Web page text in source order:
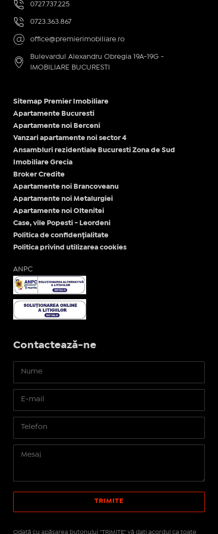
0727.737.225
0723.363.867
office@premierimobiliare.ro
Bulevardul Alexandru Obregia 19A-19G -
IMOBILIARE BUCURESTI
Sitemap Premier Imobiliare
Apartamente Bucuresti
Apartamente noi Berceni
Vanzari apartamente noi sector 4
Ansambluri rezidentiale Bucuresti Zona de Sud
Imobiliare Grecia
Broker Credite
Apartamente noi Brancoveanu
Apartamente noi Metalurgiei
Apartamente noi Oltenitei
Case, vile Popesti - Leordeni
Politica de confidențialitate
Politica privind utilizarea cookies
ANPC
Contactează-ne
Odată cu apăsarea butonului "TRIMITE" vă daţi acordul ca toate